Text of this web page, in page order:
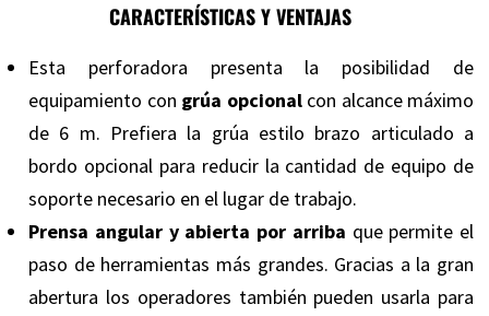
CARACTERÍSTICAS Y VENTAJAS
Esta perforadora presenta la posibilidad de
equipamiento con grúa opcionalcon alcance máximo
de 6 m. Prefiera la grúa estilo brazo articulado a
bordo opcional para reducir la cantidad de equipo de
soporte necesario en el lugar de trabajo.
Prensa angular y abierta por arriba que permite el
paso de herramientas más grandes. Gracias a la gran
abertura los operadores también pueden usarla para